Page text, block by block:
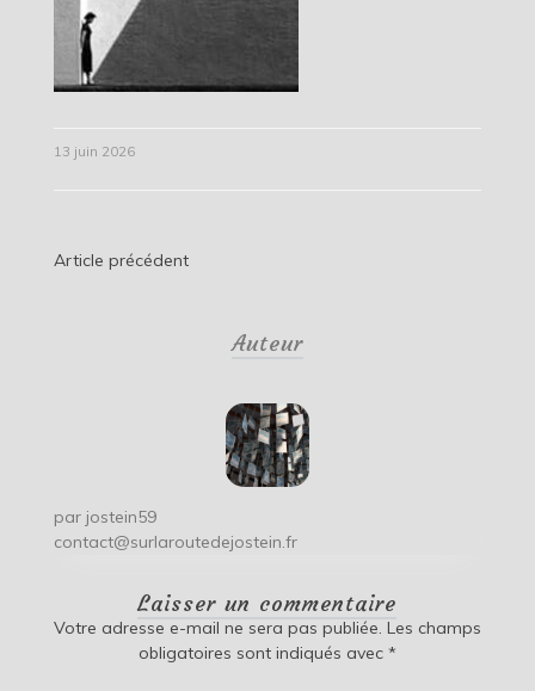
13 juin 2026
Navigation
Article précédent
Auteur
par jostein59
contact@surlaroutedejostein.fr
Laisser un commentaire
Votre adresse e-mail ne sera pas publiée. Les champs
obligatoires sont indiqués avec *